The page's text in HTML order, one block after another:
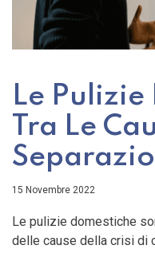
Le
Tra Le
15 Novembre 2022
Le pulizie domestiche
delle cause della crisi di